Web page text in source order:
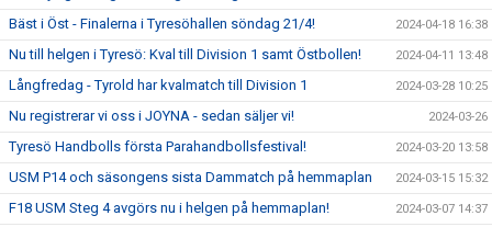
Bäst i Öst - Finalerna i Tyresöhallen söndag 21/4! 2024-04-18 16:38
Nu till helgen i Tyresö: Kval till Division 1 samt Östbollen! 2024-04-11 13:48
Långfredag - Tyrold har kvalmatch till Division 1 2024-03-28 10:25
Nu registrerar vi oss i JOYNA - sedan säljer vi! 2024-03-26
Tyresö Handbolls första Parahandbollsfestival! 2024-03-20 13:58
USM P14 och säsongens sista Dammatch på hemmaplan 2024-03-15 15:32
F18 USM Steg 4 avgörs nu i helgen på hemmaplan! 2024-03-07 14:37